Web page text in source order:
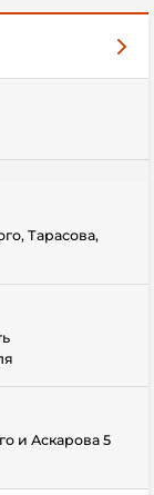
Тарасова,
и Аскарова 5